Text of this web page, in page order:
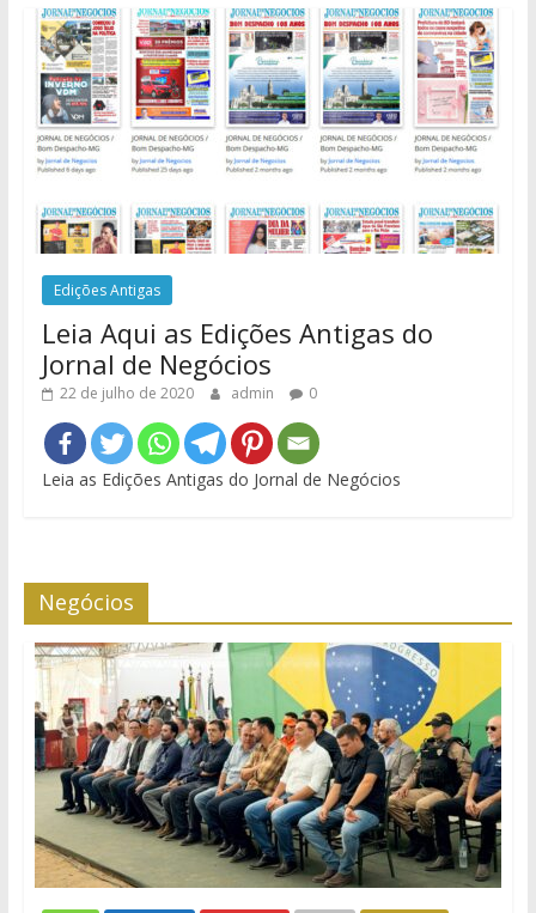
Edições Antigas
Leia Aqui as Edições Antigas do
Jornal de Negócios
22 de julho de 2020 admin 0
Leia as Edições Antigas do Jornal de Negócios
Negócios